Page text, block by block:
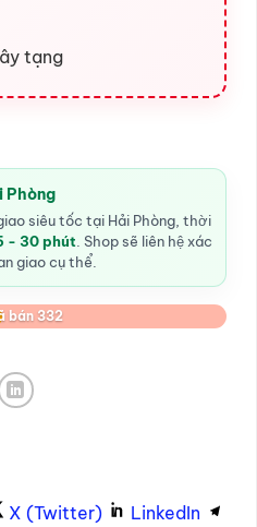
tạng
Phòng
siêu tốc tại Hải Phòng, thời
- 30 phút . Shop sẽ liên hệ xác
giao cụ thể.
bán 332
X (Twitter)
LinkedIn